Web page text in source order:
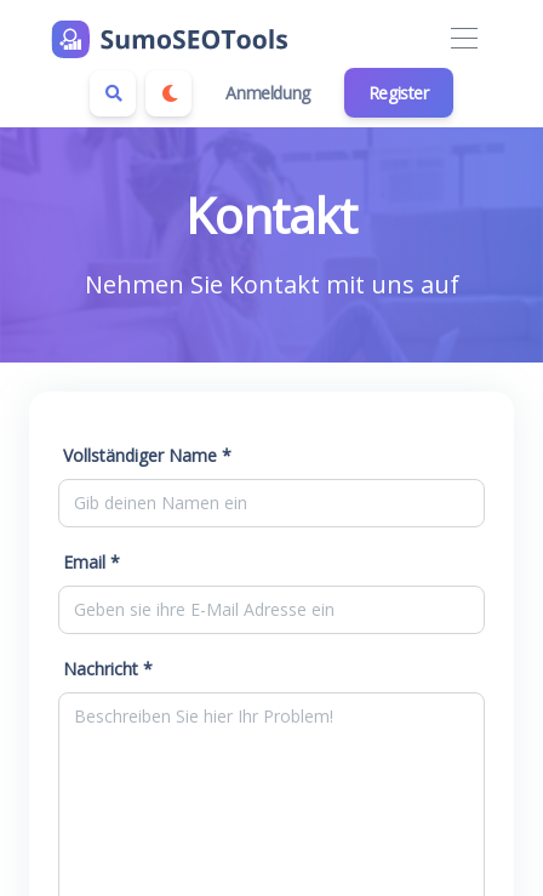
Anmeldung Register
Kontakt
Nehmen Sie Kontakt mit uns auf
Vollständiger Name *
Email *
Nachricht *